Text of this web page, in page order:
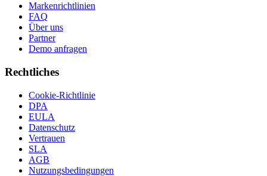
Markenrichtlinien
FAQ
Über uns
Partner
Demo anfragen
Rechtliches
Cookie-Richtlinie
DPA
EULA
Datenschutz
Vertrauen
SLA
AGB
Nutzungsbedingungen